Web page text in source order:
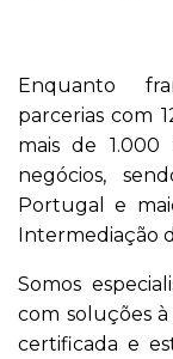
Enquanto
parcerias com
mais de
negócios,
Portugal e
Intermediação
Somos
com soluções
certificada e